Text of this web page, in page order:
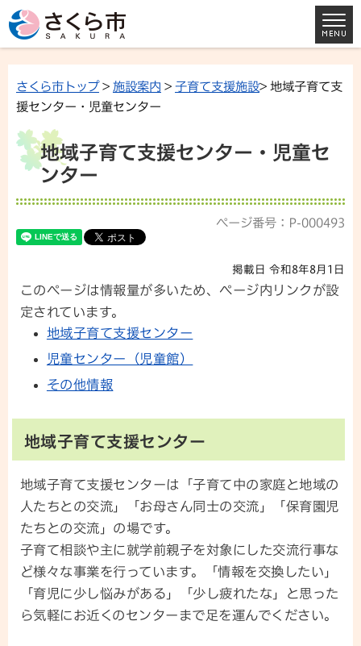
さくら市トップ> 施設案内 > 子育て支援施設> 地域子育て支
援センター・児童センター
地域子育て支援センター・児童セ
ンター
ページ番号：P-000493
掲載日 令和8年8月1日
このページは情報量が多いため、ページ内リンクが設
定されています。
地域子育て支援センター
児童センター（児童館）
その他情報
地域子育て支援センター
地域子育て支援センターは「子育て中の家庭と地域の
人たちとの交流」「お母さん同士の交流」「保育園児
たちとの交流」の場です。
子育て相談や主に就学前親子を対象にした交流行事な
ど様々な事業を行っています。「情報を交換したい」
「育児に少し悩みがある」「少し疲れたな」と思った
ら気軽にお近くのセンターまで足を運んでください。